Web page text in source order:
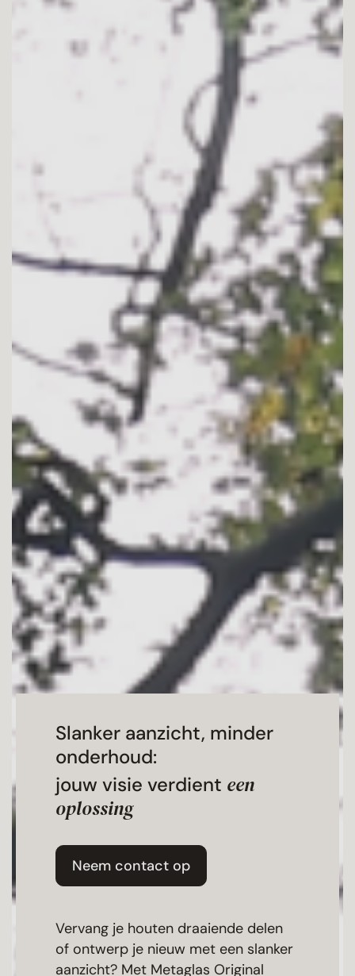
Bekijk alle projecten
Slanker aanzicht, minder
onderhoud:
jouw visie verdient een
oplossing
Neem contact op
Vervang je houten draaiende delen
of ontwerp je nieuw met een slanker
aanzicht? Met Metaglas Original